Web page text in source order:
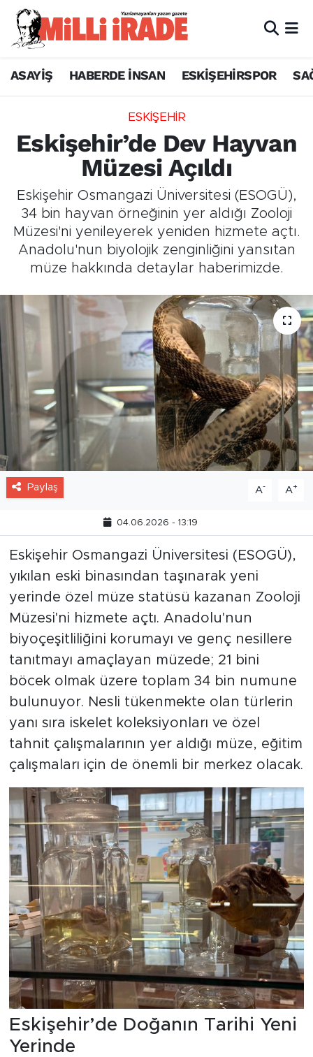
ASAYİŞ HABERDE İNSAN ESKİŞEHİRSPOR
ESKİŞEHİR
Eskişehir’de Dev Hayvan
Müzesi Açıldı
Eskişehir Osmangazi Üniversitesi (ESOGÜ),
34 bin hayvan örneğinin yer aldığı Zooloji
Müzesi'ni yenileyerek yeniden hizmete açtı.
Anadolu'nun biyolojik zenginliğini yansıtan
müze hakkında detaylar haberimizde.
Paylaş A- A+
04.06.2026 - 13:19
Eskişehir Osmangazi Üniversitesi (ESOGÜ),
yıkılan eski binasından taşınarak yeni
yerinde özel müze statüsü kazanan Zooloji
Müzesi'ni hizmete açtı. Anadolu'nun
biyoçeşitliliğini korumayı ve genç nesillere
tanıtmayı amaçlayan müzede; 21 bini
böcek olmak üzere toplam 34 bin numune
bulunuyor. Nesli tükenmekte olan türlerin
yanı sıra iskelet koleksiyonları ve özel
tahnit çalışmalarının yer aldığı müze, eğitim
çalışmaları için de önemli bir merkez olacak.
Eskişehir’de Doğanın Tarihi Yeni
Yerinde